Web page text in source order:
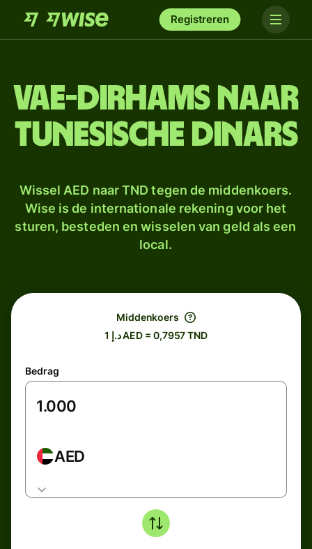
Registreren
VAE-dirhams naar
Tunesische dinars
Wissel AED naar TND tegen de middenkoers.
Wise is de internationale rekening voor het
sturen, besteden en wisselen van geld als een
local.
Middenkoers
د.إ 1 AED = 0,7957 TND
Bedrag
AED